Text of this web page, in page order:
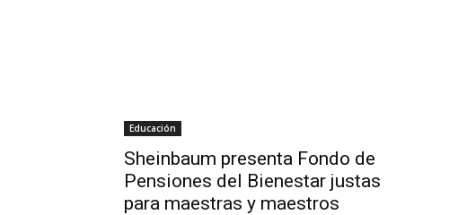
Educación
Sheinbaum presenta Fondo de
Pensiones del Bienestar justas
para maestras y maestros